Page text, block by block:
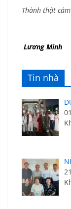
Thành thật
Lương Minh
Tin nhà